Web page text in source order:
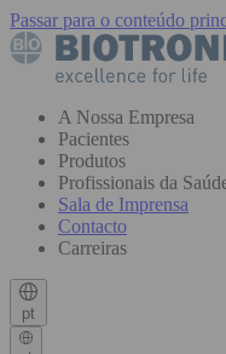
Passar para o conteúdo
A Nossa Empresa
Pacientes
Produtos
Profissionais da
Sala de Imprensa
Contacto
Carreiras
pt